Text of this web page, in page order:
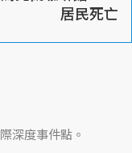
居民死亡
深度事件點。